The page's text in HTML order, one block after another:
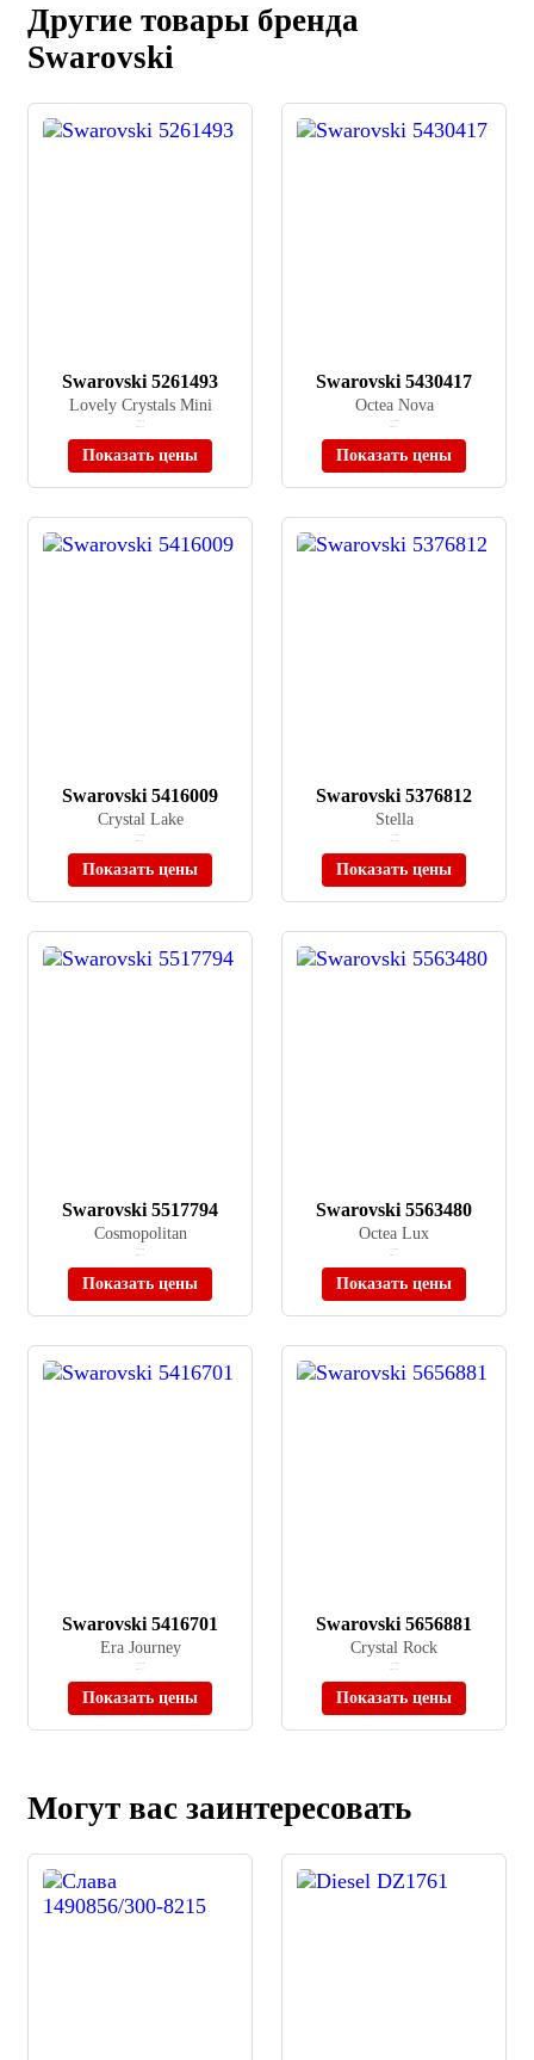
Другие товары бренда
Swarovski
Swarovski 5261493
Lovely Crystals Mini
Показать цены
Swarovski 5430417
Octea Nova
Показать цены
Swarovski 5416009
Crystal Lake
Показать цены
Swarovski 5376812
Stella
Показать цены
Swarovski 5517794
Cosmopolitan
Показать цены
Swarovski 5563480
Octea Lux
Показать цены
Swarovski 5416701
Era Journey
Показать цены
Swarovski 5656881
Crystal Rock
Показать цены
Могут вас заинтересовать